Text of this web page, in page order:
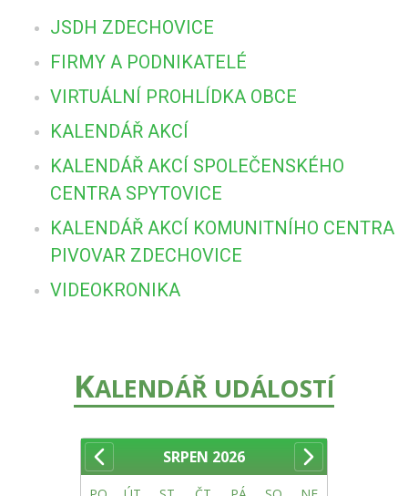
JSDH ZDECHOVICE
FIRMY A PODNIKATELÉ
VIRTUÁLNÍ PROHLÍDKA OBCE
KALENDÁŘ AKCÍ
KALENDÁŘ AKCÍ SPOLEČENSKÉHO
CENTRA SPYTOVICE
KALENDÁŘ AKCÍ KOMUNITNÍHO CENTRA
PIVOVAR ZDECHOVICE
VIDEOKRONIKA
KALENDÁŘ UDÁLOSTÍ
SRPEN 2026